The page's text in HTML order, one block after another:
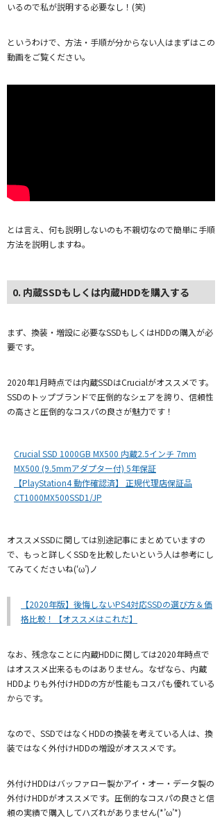
いるので私が説明する必要なし！(笑)
というわけで、方法・手順が分からない人はまずはこの
動画をご覧ください。
とは言え、何も説明しないのも不親切なので簡単に手順
方法を説明しますね。
0. 内蔵SSDもしくは内蔵HDDを購入する
まず、換装・増設に必要なSSDもしくはHDDの購入が必
要です。
2020年1月時点では内蔵SSDはCrucialがオススメです。
SSDのトップブランドで圧倒的なシェアを誇り、信頼性
の高さと圧倒的なコスパの良さが魅力です！
Crucial SSD 1000GB MX500 内蔵2.5インチ 7mm
MX500 (9.5mmアダプター付) 5年保証
【PlayStation4 動作確認済】 正規代理店保証品
CT1000MX500SSD1/JP
オススメSSDに関しては別途記事にまとめていますの
で、もっと詳しくSSDを比較したいという人は参考にし
てみてくださいね(‘ω’)ノ
【2020年版】後悔しないPS4対応SSDの選び方＆価
格比較！【オススメはこれだ】
なお、残念なことに内蔵HDDに関しては2020年時点で
はオススメ出来るものはありません。なぜなら、内蔵
HDDよりも外付けHDDの方が性能もコスパも優れている
からです。
なので、SSDではなくHDDの換装を考えている人は、換
装ではなく外付けHDDの増設がオススメです。
外付けHDDはバッファロー製かアイ・オー・データ製の
外付けHDDがオススメです。圧倒的なコスパの良さと信
頼の実績で購入してハズれがありません(*’ω’*)